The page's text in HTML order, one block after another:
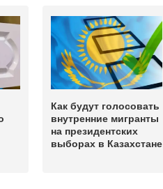
Как будут голосовать
внутренние мигранты
на президентских
выборах в Казахстане